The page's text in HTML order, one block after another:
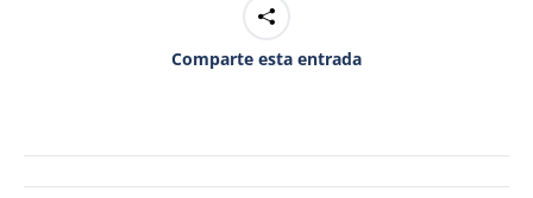
Comparte esta entrada